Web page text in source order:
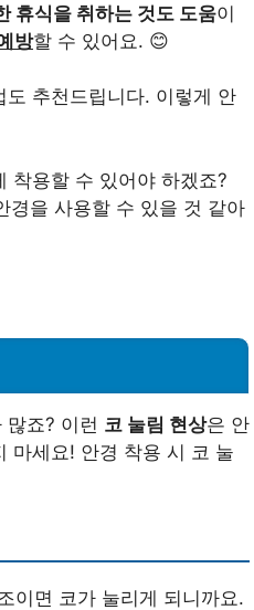
휴식을 취하는 것도 도움이
방할 수 있어요. 😊
추천드립니다. 이렇게 안
착용할 수 있어야 하겠죠?
경을 사용할 수 있을 것 같아
죠? 이런 코 눌림 현상은 안
마세요! 안경 착용 시 코 눌
이면 코가 눌리게 되니까요.